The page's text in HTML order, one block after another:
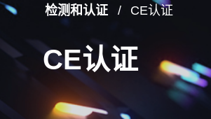
检测和认证 CE认证
CE认证